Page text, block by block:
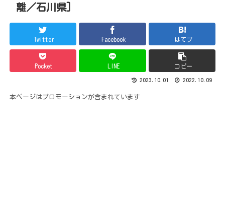
離／石川県]
Twitter Facebook はてブ
Pocket LINE コピー
2023.10.01 2022.10.09
本ページはプロモーションが含まれています